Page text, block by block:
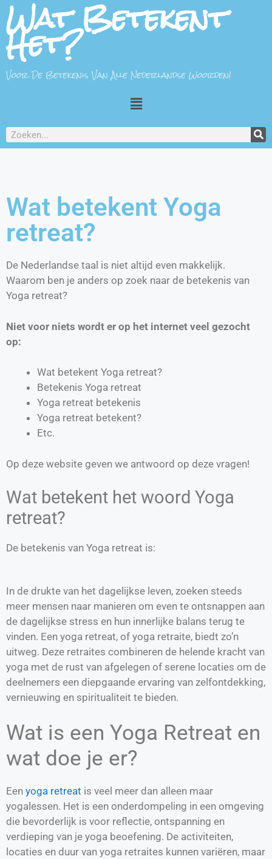
Wat Betekent
Het?
Voor De Betekenis Van Alle Nederlandse Woorden!
Wat betekent Yoga
retreat?
De Nederlandse taal is niet altijd even makkelijk.
Waarom ben je anders op zoek naar de betekenis van
Yoga retreat?
Niet voor niets wordt er op het internet veel gezocht
op:
Wat betekent Yoga retreat?
Betekenis Yoga retreat
Yoga retreat betekenis
Yoga retreat betekent?
Etc.
Op deze website geven we antwoord op deze vragen!
Wat betekent het woord Yoga
retreat?
De betekenis van Yoga retreat is:
In de drukte van het dagelijkse leven, zoeken steeds
meer mensen naar manieren om even te ontsnappen aan
de dagelijkse stress en hun innerlijke balans terug te
vinden. Een yoga retreat, of yoga retraite, biedt zo’n
uitweg. Deze retraites combineren de helende kracht van
yoga met de rust van afgelegen of serene locaties om de
deelnemers een diepgaande ervaring van zelfontdekking,
vernieuwing en spiritualiteit te bieden.
Wat is een Yoga Retreat en
wat doe je er?
Een yoga retreat is veel meer dan alleen maar
yogalessen. Het is een onderdompeling in een omgeving
die bevorderlijk is voor reflectie, ontspanning en
verdieping van je yoga beoefening. De activiteiten,
locaties en duur van yoga retraites kunnen variëren, maar